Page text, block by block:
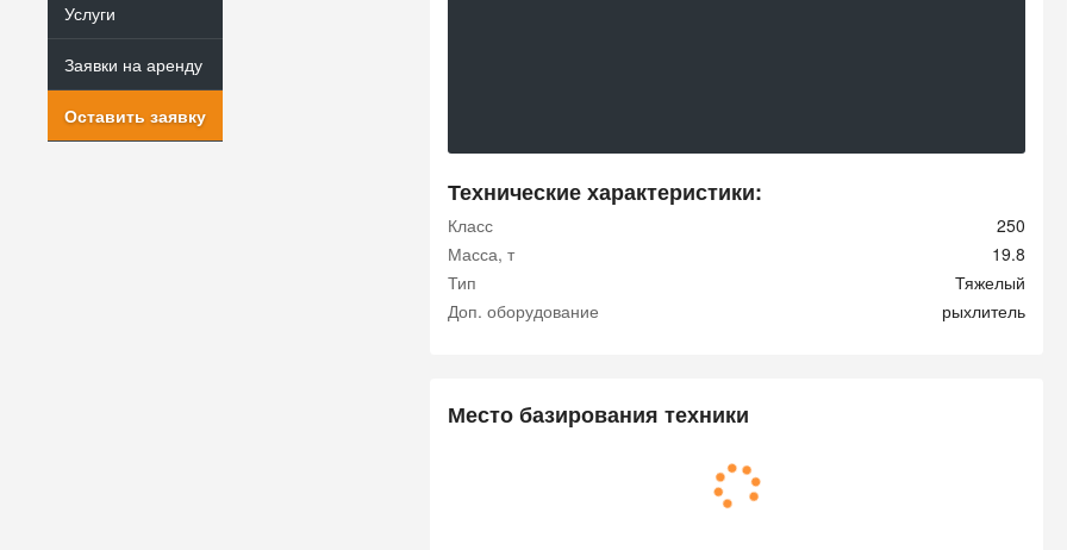
Услуги
Заявки на аренду
Оставить заявку
Технические характеристики:
Класс
250
Масса, т
19.8
Тип
Тяжелый
Доп. оборудование
рыхлитель
Место базирования техники